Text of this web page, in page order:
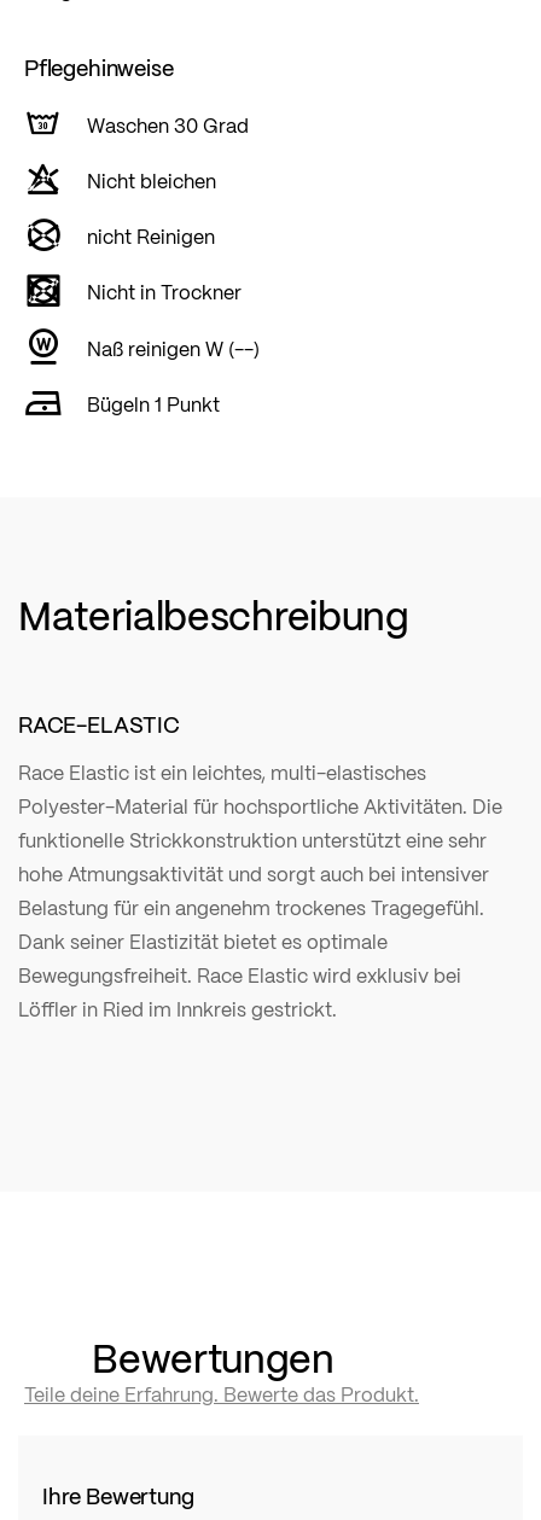
Pflegehinweise
Waschen 30 Grad
Nicht bleichen
nicht Reinigen
Nicht in Trockner
Naß reinigen W (--)
Bügeln 1 Punkt
Materialbeschreibung
RACE-ELASTIC
Race Elastic ist ein leichtes, multi-elastisches
Polyester-Material für hochsportliche Aktivitäten. Die
funktionelle Strickkonstruktion unterstützt eine sehr
hohe Atmungsaktivität und sorgt auch bei intensiver
Belastung für ein angenehm trockenes Tragegefühl.
Dank seiner Elastizität bietet es optimale
Bewegungsfreiheit. Race Elastic wird exklusiv bei
Löffler in Ried im Innkreis gestrickt.
Bewertungen
Teile deine Erfahrung. Bewerte das Produkt.
Ihre Bewertung